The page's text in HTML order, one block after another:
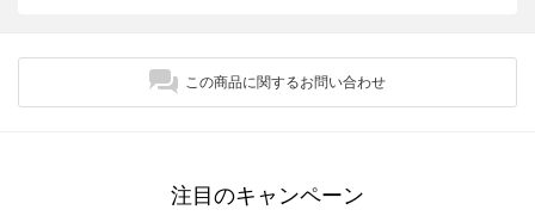
この商品に関するお問い合わせ
注目のキャンペーン